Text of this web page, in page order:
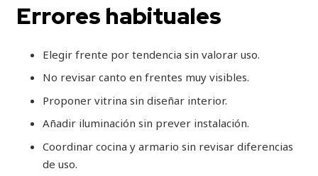
Errores habituales
Elegir frente por tendencia sin valorar uso.
No revisar canto en frentes muy visibles.
Proponer vitrina sin diseñar interior.
Añadir iluminación sin prever instalación.
Coordinar cocina y armario sin revisar diferencias
de uso.